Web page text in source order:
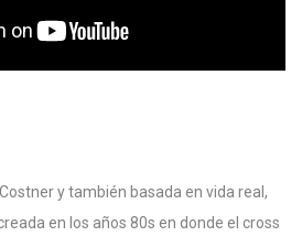
y también basada en vida real,
en los años 80s en donde el cross